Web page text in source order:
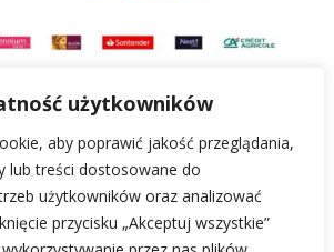
użytkowników
aby poprawić jakość przeglądania,
lub treści dostosowane do
użytkowników oraz analizować
przycisku „Akceptuj wszystkie”